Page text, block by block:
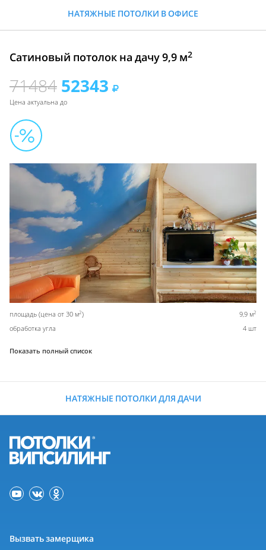
НАТЯЖНЫЕ ПОТОЛКИ В ОФИСЕ
Сатиновый потолок на дачу 9,9 м2
71484 52343
Цена актуальна до
площадь (цена от 30 м2) 9,9 м2
обработка угла 4 шт
Показать полный список
НАТЯЖНЫЕ ПОТОЛКИ ДЛЯ ДАЧИ
Вызвать замерщика